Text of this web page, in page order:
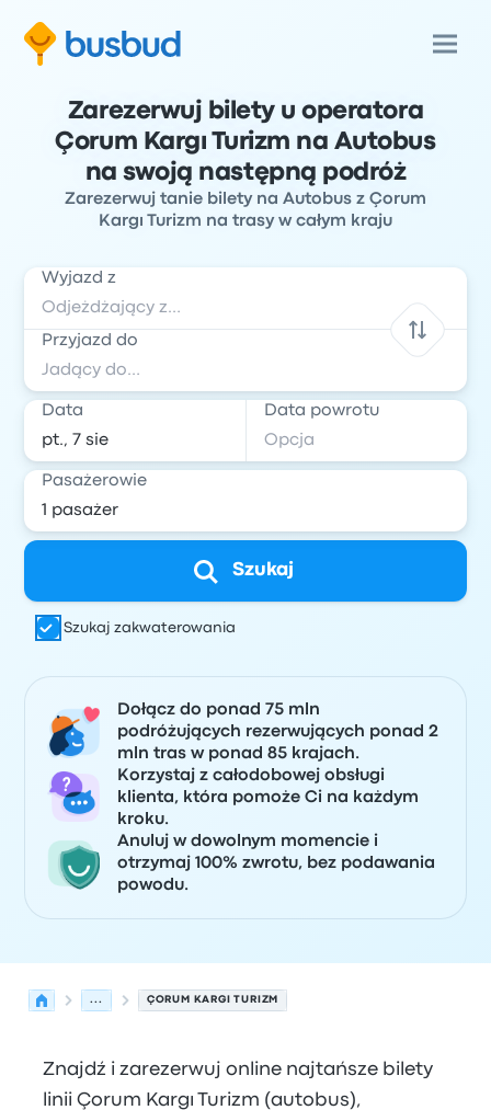
Zarezerwuj bilety u operatora
Çorum Kargı Turizm na Autobus
na swoją następną podróż
Zarezerwuj tanie bilety na Autobus z Çorum
Kargı Turizm na trasy w całym kraju
Wyjazd z
Przyjazd do
Data Data powrotu
Pasażerowie
Szukaj
Szukaj zakwaterowania
Dołącz do ponad 75 mln
podróżujących rezerwujących ponad 2
mln tras w ponad 85 krajach.
Korzystaj z całodobowej obsługi
klienta, która pomoże Ci na każdym
kroku.
Anuluj w dowolnym momencie i
otrzymaj 100% zwrotu, bez podawania
powodu.
... ÇORUM KARGI TURIZM
Znajdź i zarezerwuj online najtańsze bilety
linii Çorum Kargı Turizm (autobus),